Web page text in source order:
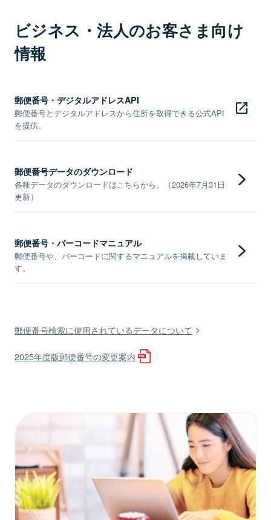
ビジネス・法人のお客さま向け
情報
郵便番号・デジタルアドレスAPI
郵便番号とデジタルアドレスから住所を取得できる公式API
を提供。
郵便番号データのダウンロード
各種データのダウンロードはこちらから。（2026年7月31日
更新）
郵便番号・バーコードマニュアル
郵便番号や、バーコードに関するマニュアルを掲載していま
す。
郵便番号検索に使用されているデータについて
2025年度版郵便番号の変更案内